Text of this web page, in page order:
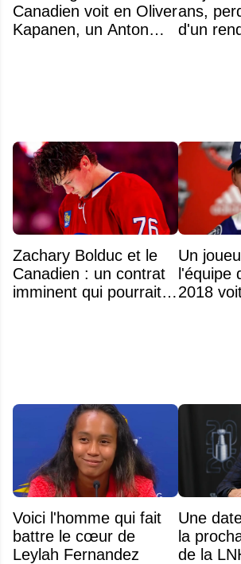
Canadien voit en Oliver
Kapanen, un Anton
ans,
d'un
Zachary Bolduc et le
Canadien : un contrat
imminent qui pourrait
Un
l'équipe
2018
Voici l'homme qui fait
battre le cœur de
Leylah Fernandez
Une
la
de la